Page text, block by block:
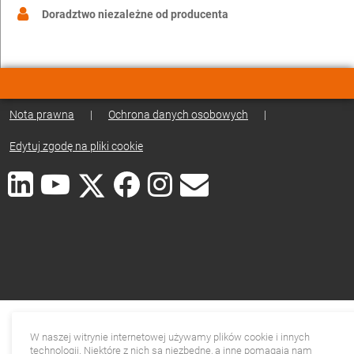
Doradztwo niezależne od producenta
Nota prawna | Ochrona danych osobowych |
Edytuj zgodę na pliki cookie
W naszej witrynie internetowej używamy plików cookie i innych
technologii. Niektóre z nich są niezbędne, a inne pomagają nam